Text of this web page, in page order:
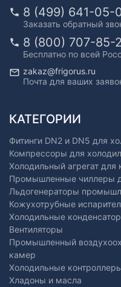
8 (499) 641-05-
Заказать обратный
8 (800) 707-85-
Бесплатно по всей
zakaz@frigorus.ru
Почта для ваших
КАТЕГОРИИ
Фитинги DN2 и DN5 для
Компрессоры для
Холодильный агрегат
Промышленные чиллеры
Льдогенераторы
Кожухотрубные
Холодильные
Вентиляторы
Промышленный
камер
Холодильные
Хладоны и масла